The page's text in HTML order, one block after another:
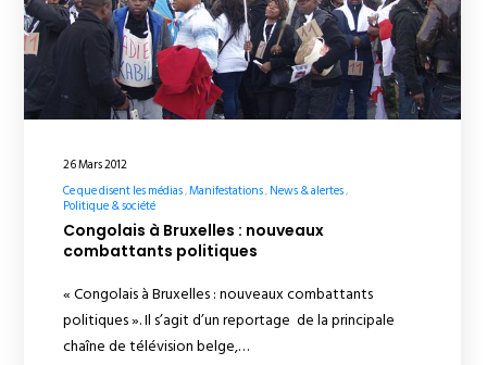
26 Mars 2012
Ce que disent les médias Manifestations News & alertes
Politique & société
Congolais à Bruxelles : nouveaux
combattants politiques
« Congolais à Bruxelles : nouveaux combattants
politiques ». Il s’agit d’un reportage de la principale
chaîne de télévision belge,…